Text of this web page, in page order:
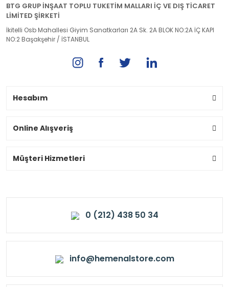
BTG GRUP İNŞAAT TOPLU TUKETİM MALLARI İÇ VE DIŞ TİCARET
LİMİTED ŞİRKETİ
İkitelli Osb Mahallesi Giyim Sanatkarları 2A Sk. 2A BLOK NO:2A İÇ KAPI
NO:2 Başakşehir / İSTANBUL
Hesabım
Online Alışveriş
Müşteri Hizmetleri
0 (212) 438 50 34
info@hemenalstore.com